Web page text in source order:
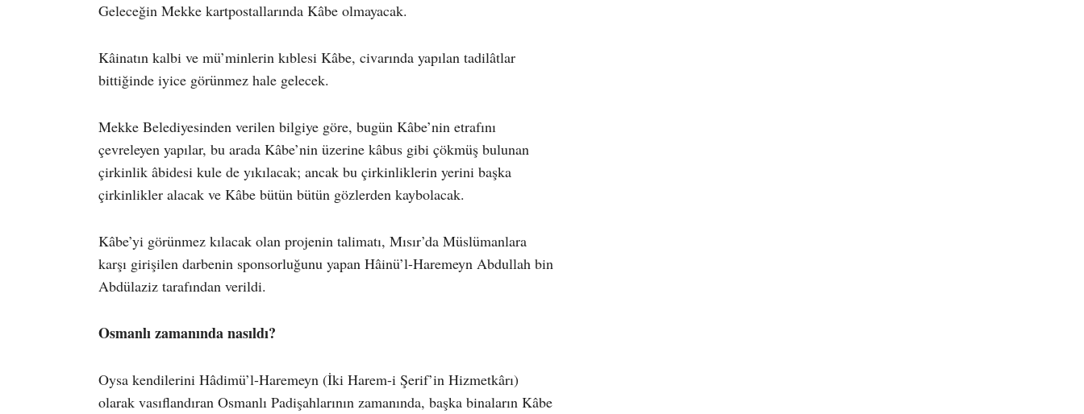
Geleceğin Mekke kartpostallarında Kâbe olmayacak.
Kâinatın kalbi ve mü’minlerin kıblesi Kâbe, civarında yapılan tadilâtlar
bittiğinde iyice görünmez hale gelecek.
Mekke Belediyesinden verilen bilgiye göre, bugün Kâbe’nin etrafını
çevreleyen yapılar, bu arada Kâbe’nin üzerine kâbus gibi çökmüş bulunan
çirkinlik âbidesi kule de yıkılacak; ancak bu çirkinliklerin yerini başka
çirkinlikler alacak ve Kâbe bütün bütün gözlerden kaybolacak.
Kâbe’yi görünmez kılacak olan projenin talimatı, Mısır’da Müslümanlara
karşı girişilen darbenin sponsorluğunu yapan Hâinü’l-Haremeyn Abdullah bin
Abdülaziz tarafından verildi.
Osmanlı zamanında nasıldı?
Oysa kendilerini Hâdimü’l-Haremeyn (İki Harem-i Şerif’in Hizmetkârı)
olarak vasıflandıran Osmanlı Padişahlarının zamanında, başka binaların Kâbe